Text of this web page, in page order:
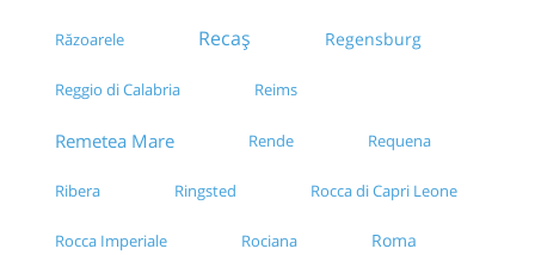
Răzoarele Recaș Regensburg
Reggio di Calabria Reims
Remetea Mare Rende Requena
Ribera Ringsted Rocca di Capri Leone
Rocca Imperiale Rociana Roma